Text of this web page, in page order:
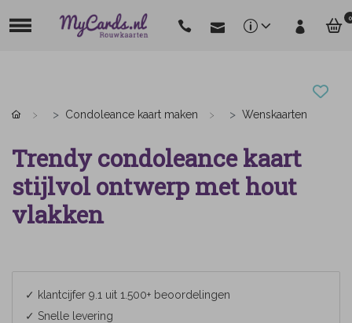
0
Condoleance kaart maken Wenskaarten
Trendy condoleance kaart
stijlvol ontwerp met hout
vlakken
✓ klantcijfer 9.1 uit 1.500+ beoordelingen
✓ Snelle levering